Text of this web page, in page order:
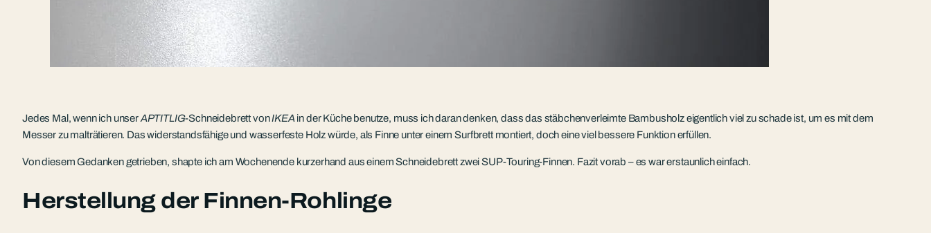
Jedes Mal, wenn ich unserAPTITLIG-Schneidebrett vonIKEA in der Küche benutze, muss ich daran denken, dass das stäbchenverleimte Bambusholz eigentlich viel zu schade ist, um es mit dem
Messer zu malträtieren. Das widerstandsfähige und wasserfeste Holz würde, als Finne unter einem Surfbrett montiert, doch eine viel bessere Funktion erfüllen.
Von diesem Gedanken getrieben, shapte ich am Wochenende kurzerhand aus einem Schneidebrett zwei SUP-Touring-Finnen. Fazit vorab – es war erstaunlich einfach.
Herstellung der Finnen-Rohlinge